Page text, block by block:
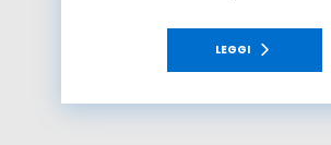
LEGGI